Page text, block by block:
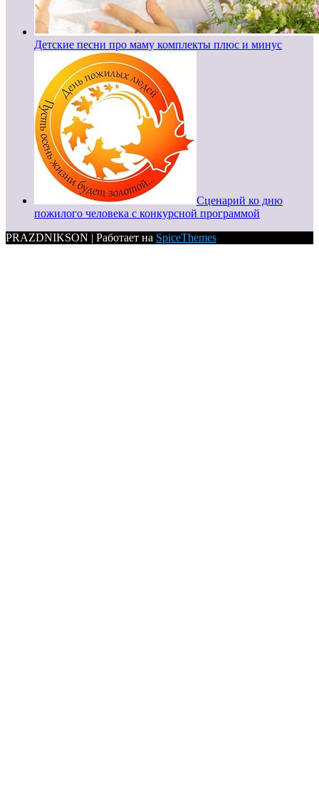
Детские песни про маму комплекты плюс и минус
Сценарий ко дню
пожилого человека с конкурсной программой
PRAZDNIKSON | Работает на SpiceThemes